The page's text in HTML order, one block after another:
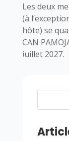
Les deux
(à
hôte) se
CAN
juillet 2027.